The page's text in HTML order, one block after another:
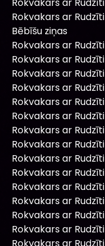
Rokvakars ar Rudzīti
Bēbīšu ziņas
Rokvakars ar Rudzīti
Rokvakars ar Rudzīti
Rokvakars ar Rudzīti
Rokvakars ar Rudzīti
Rokvakars ar Rudzīti
Rokvakars ar Rudzīti
Rokvakars ar Rudzīti
Rokvakars ar Rudzīti
Rokvakars ar Rudzīti
Rokvakars ar Rudzīti
Rokvakars ar Rudzīti
Rokvakars ar Rudzīti
Rokvakars ar Rudzīti
Rokvakars ar Rudzīti
Rokvakars ar Rudzīti